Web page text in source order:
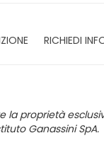
RICHIEDI
la proprietà
Ganassini SpA.